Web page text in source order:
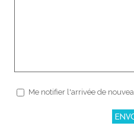
Me notifier l'arrivée de